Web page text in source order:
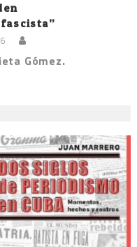
Gómez.